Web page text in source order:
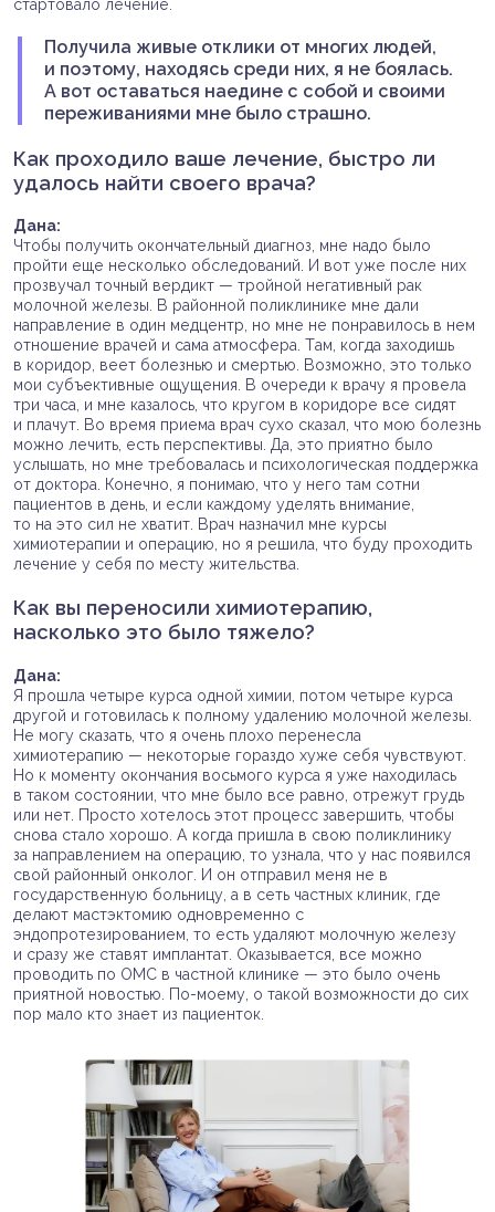
стартовало лечение.
Получила живые отклики от многих людей,
и поэтому, находясь среди них, я не боялась.
А вот оставаться наедине с собой и своими
переживаниями мне было страшно.
Как проходило ваше лечение, быстро ли
удалось найти своего врача?
Дана:
Чтобы получить окончательный диагноз, мне надо было
пройти еще несколько обследований. И вот уже после них
прозвучал точный вердикт — тройной негативный рак
молочной железы. В районной поликлинике мне дали
направление в один медцентр, но мне не понравилось в нем
отношение врачей и сама атмосфера. Там, когда заходишь
в коридор, веет болезнью и смертью. Возможно, это только
мои субъективные ощущения. В очереди к врачу я провела
три часа, и мне казалось, что кругом в коридоре все сидят
и плачут. Во время приема врач сухо сказал, что мою болезнь
можно лечить, есть перспективы. Да, это приятно было
услышать, но мне требовалась и психологическая поддержка
от доктора. Конечно, я понимаю, что у него там сотни
пациентов в день, и если каждому уделять внимание,
то на это сил не хватит. Врач назначил мне курсы
химиотерапии и операцию, но я решила, что буду проходить
лечение у себя по месту жительства.
Как вы переносили химиотерапию,
насколько это было тяжело?
Дана:
Я прошла четыре курса одной химии, потом четыре курса
другой и готовилась к полному удалению молочной железы.
Не могу сказать, что я очень плохо перенесла
химиотерапию — некоторые гораздо хуже себя чувствуют.
Но к моменту окончания восьмого курса я уже находилась
в таком состоянии, что мне было все равно, отрежут грудь
или нет. Просто хотелось этот процесс завершить, чтобы
снова стало хорошо. А когда пришла в свою поликлинику
за направлением на операцию, то узнала, что у нас появился
свой районный онколог. И он отправил меня не в
государственную больницу, а в сеть частных клиник, где
делают мастэктомию одновременно с
эндопротезированием, то есть удаляют молочную железу
и сразу же ставят имплантат. Оказывается, все можно
проводить по ОМС в частной клинике — это было очень
приятной новостью. По-моему, о такой возможности до сих
пор мало кто знает из пациенток.